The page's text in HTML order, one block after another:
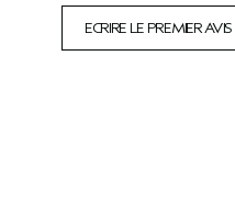
ECRIRE LE PREMIER AVIS